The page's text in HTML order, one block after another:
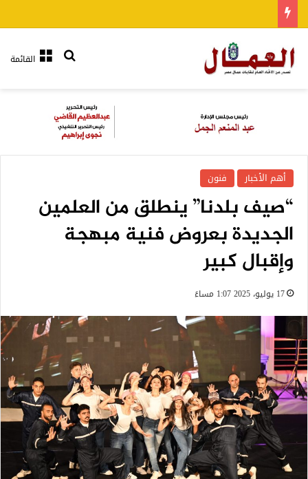
القائمةبحث عن
أهم الأخبار فنون
“صيف بلدنا” ينطلق من العلمين
الجديدة بعروض فنية مبهجة
وإقبال كبير
17 يوليو، 2025 1:07 مساءً